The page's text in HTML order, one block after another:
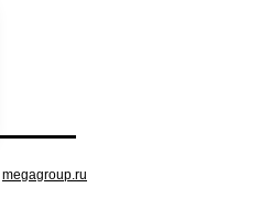
megagroup.ru